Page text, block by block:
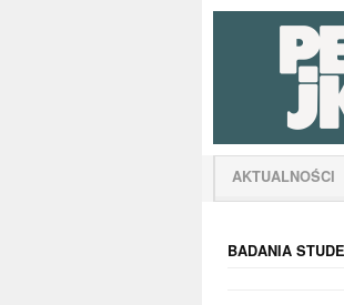
AKTUALNOŚCI
BADANIA